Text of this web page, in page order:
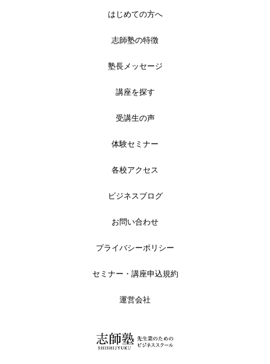
はじめての方へ
志師塾の特徴
塾長メッセージ
講座を探す
受講生の声
体験セミナー
各校アクセス
ビジネスブログ
お問い合わせ
プライバシーポリシー
セミナー・講座申込規約
運営会社